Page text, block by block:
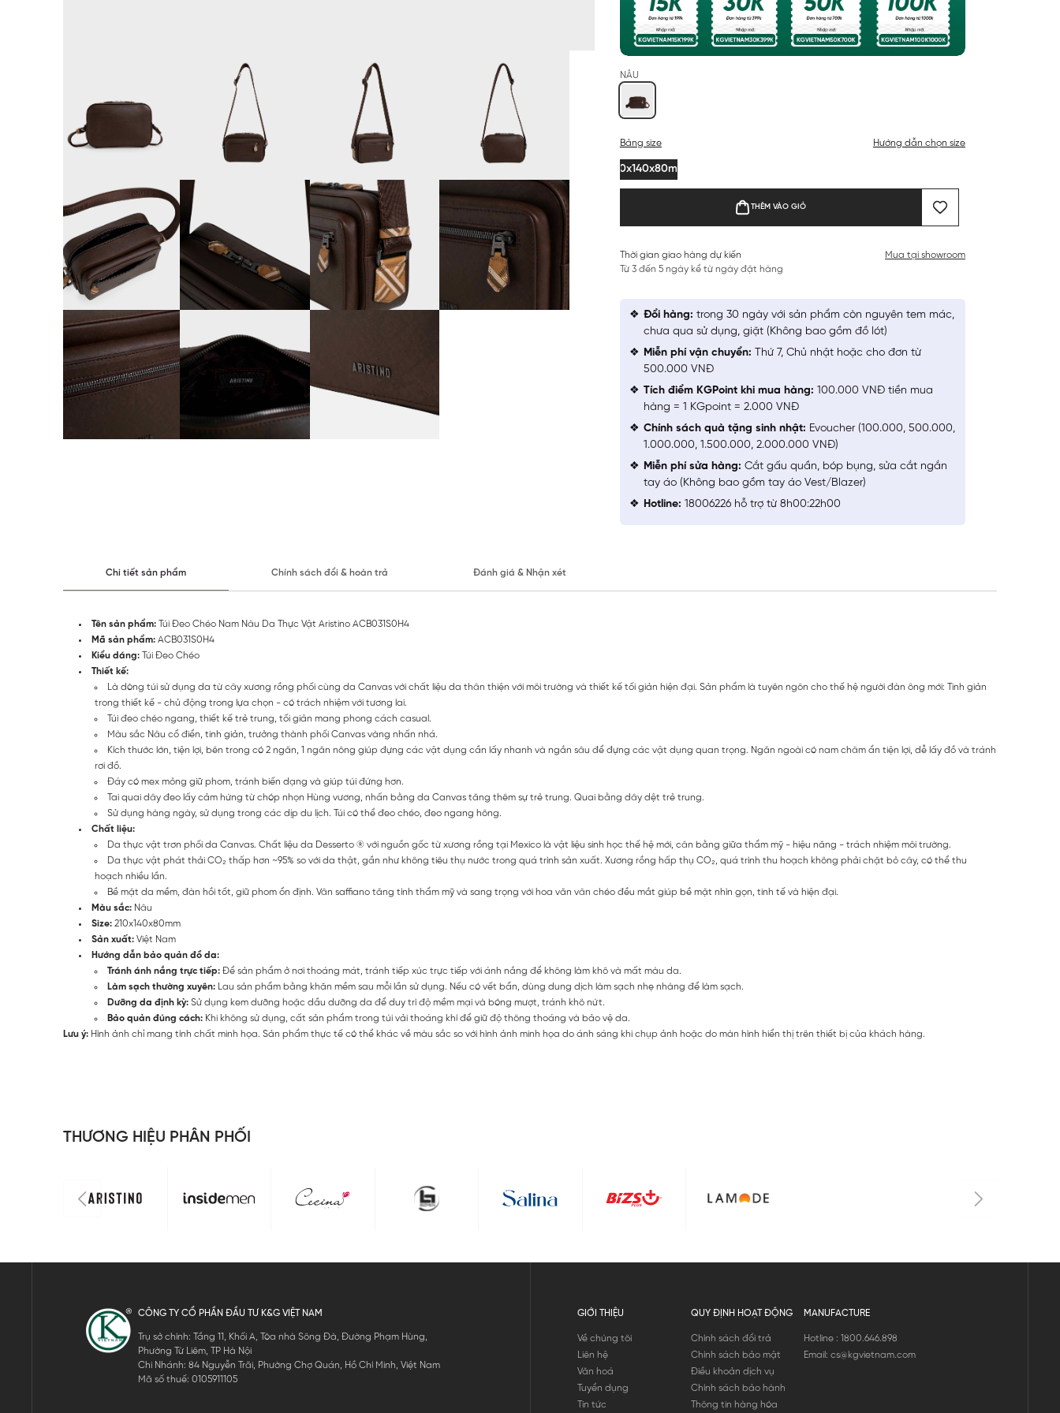
NÂU
Bảng size Hướng dẫn chọn size
210x140x80mm
THÊM VÀO GIỎ
Thời gian giao hàng dự kiến
Từ 3 đến 5 ngày kể từ ngày đặt hàng
Mua tại showroom
Đổi hàng: trong 30 ngày với sản phẩm còn nguyên tem mác,
chưa qua sử dụng, giặt (Không bao gồm đồ lót)
Miễn phí vận chuyển: Thứ 7, Chủ nhật hoặc cho đơn từ
500.000 VNĐ
Tích điểm KGPoint khi mua hàng: 100.000 VNĐ tiền mua
hàng = 1 KGpoint = 2.000 VNĐ
Chính sách quà tặng sinh nhật: Evoucher (100.000, 500.000,
1.000.000, 1.500.000, 2.000.000 VNĐ)
Miễn phí sửa hàng: Cắt gấu quần, bóp bụng, sửa cắt ngắn
tay áo (Không bao gồm tay áo Vest/Blazer)
Hotline: 18006226 hỗ trợ từ 8h00:22h00
Chi tiết sản phẩm Chính sách đổi & hoàn trả Đánh giá & Nhận xét
Tên sản phẩm: Túi Đeo Chéo Nam Nâu Da Thực Vật Aristino ACB031S0H4
Mã sản phẩm: ACB031S0H4
Kiểu dáng: Túi Đeo Chéo
Thiết kế:
Là dòng túi sử dụng da từ cây xương rồng phối cùng da Canvas với chất liệu da thân thiện với môi trường và thiết kế tối giản hiện đại. Sản phẩm là tuyên ngôn cho thế hệ người đàn ông mới: Tinh giản
trong thiết kế - chủ động trong lựa chọn - có trách nhiệm với tương lai.
Túi đeo chéo ngang, thiết kế trẻ trung, tối giản mang phong cách casual.
Màu sắc Nâu cổ điển, tinh giản, trưởng thành phối Canvas vàng nhấn nhá.
Kích thước lớn, tiện lợi, bên trong có 2 ngăn, 1 ngăn nông giúp đựng các vật dụng cần lấy nhanh và ngắn sâu để đựng các vật dụng quan trọng. Ngăn ngoài có nam châm ẩn tiện lợi, dễ lấy đồ và tránh
rơi đồ.
Đáy có mex mỏng giữ phom, tránh biến dạng và giúp túi đứng hơn.
Tai quai dây đeo lấy cảm hứng từ chóp nhọn Hùng vương, nhấn bằng da Canvas tăng thêm sự trẻ trung. Quai bằng dây dệt trẻ trung.
Sử dụng hàng ngày, sử dụng trong các dịp du lịch. Túi có thể đeo chéo, đeo ngang hông.
Chất liệu:
Da thực vật trơn phối da Canvas. Chất liệu da Desserto ® với nguồn gốc từ xương rồng tại Mexico là vật liệu sinh học thế hệ mới, cân bằng giữa thẩm mỹ - hiệu năng - trách nhiệm môi trường.
Da thực vật phát thải CO₂ thấp hơn ~95% so với da thật, gần như không tiêu thụ nước trong quá trình sản xuất. Xương rồng hấp thụ CO₂, quá trình thu hoạch không phải chặt bỏ cây, có thể thu
hoạch nhiều lần.
Bề mặt da mềm, đàn hồi tốt, giữ phom ổn định. Vân saffiano tăng tính thẩm mỹ và sang trọng với hoa văn vân chéo đều mắt giúp bề mặt nhìn gọn, tinh tế và hiện đại.
Màu sắc: Nâu
Size: 210x140x80mm
Sản xuất: Việt Nam
Hướng dẫn bảo quản đồ da:
Tránh ánh nắng trực tiếp: Để sản phẩm ở nơi thoáng mát, tránh tiếp xúc trực tiếp với ánh nắng để không làm khô và mất màu da.
Làm sạch thường xuyên: Lau sản phẩm bằng khăn mềm sau mỗi lần sử dụng. Nếu có vết bẩn, dùng dung dịch làm sạch nhẹ nhàng để làm sạch.
Dưỡng da định kỳ: Sử dụng kem dưỡng hoặc dầu dưỡng da để duy trì độ mềm mại và bóng mượt, tránh khô nứt.
Bảo quản đúng cách: Khi không sử dụng, cất sản phẩm trong túi vải thoáng khí để giữ độ thông thoáng và bảo vệ da.
Lưu ý: Hình ảnh chỉ mang tính chất minh họa. Sản phẩm thực tế có thể khác về màu sắc so với hình ảnh minh họa do ánh sáng khi chụp ảnh hoặc do màn hình hiển thị trên thiết bị của khách hàng.
THƯƠNG HIỆU PHÂN PHỐI
CÔNG TY CỔ PHẦN ĐẦU TƯ K&G VIỆT NAM
Trụ sở chính: Tầng 11, Khối A, Tòa nhà Sông Đà, Đường Phạm Hùng,
Phường Từ Liêm, TP Hà Nội
Chi Nhánh: 84 Nguyễn Trãi, Phường Chợ Quán, Hồ Chí Minh, Việt Nam
Mã số thuế: 0105911105
GIỚI THIỆU
Về chúng tôi
Liên hệ
Văn hoá
Tuyển dụng
Tin tức
QUY ĐỊNH HOẠT ĐỘNG
Chính sách đổi trả
Chính sách bảo mật
Điều khoản dịch vụ
Chính sách bảo hành
Thông tin hàng hóa
MANUFACTURE
Hotline : 1800.646.898
Email: cs@kgvietnam.com